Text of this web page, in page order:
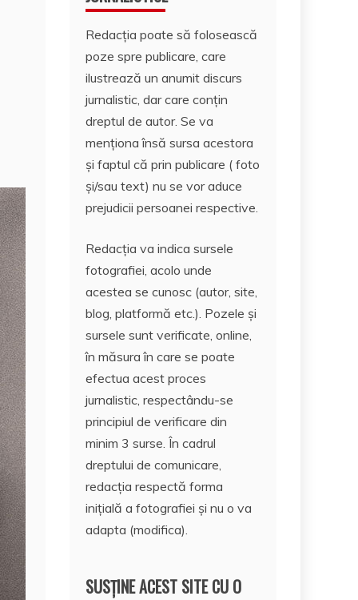
Redacția poate să folosească
poze spre publicare, care
ilustrează un anumit discurs
jurnalistic, dar care conțin
dreptul de autor. Se va
menționa însă sursa acestora
și faptul că prin publicare ( foto
și/sau text) nu se vor aduce
prejudicii persoanei respective.
Redacția va indica sursele
fotografiei, acolo unde
acestea se cunosc (autor, site,
blog, platformă etc.). Pozele și
sursele sunt verificate, online,
în măsura în care se poate
efectua acest proces
jurnalistic, respectându-se
principiul de verificare din
minim 3 surse. În cadrul
dreptului de comunicare,
redacția respectă forma
inițială a fotografiei și nu o va
adapta (modifica).
SUSȚINE ACEST SITE CU O